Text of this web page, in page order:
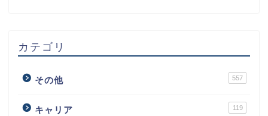
カテゴリ
その他 557
キャリア 119